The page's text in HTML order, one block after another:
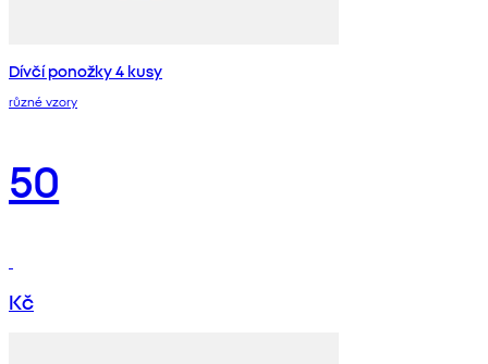
Dívčí ponožky 4 kusy
různé vzory
50
Kč